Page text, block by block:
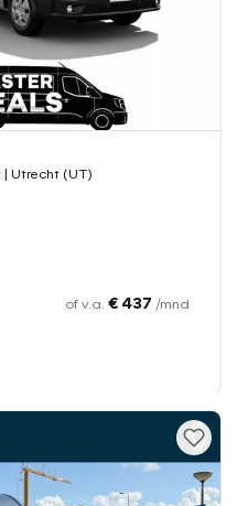
| Utrecht (UT)
of v.a. € 437 /mnd